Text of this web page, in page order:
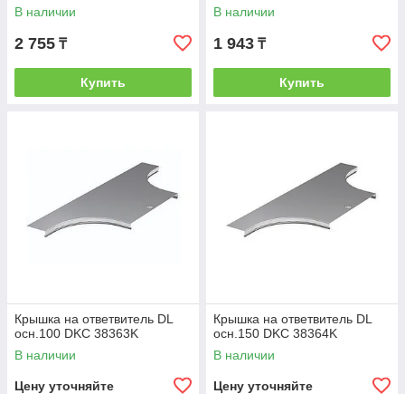
В наличии
2 755 ₸
Купить
В наличии
1 943 ₸
Купить
Крышка на ответвитель DL
осн.100 DKC 38363K
В наличии
Цену уточняйте
Крышка на ответвитель DL
осн.150 DKC 38364K
В наличии
Цену уточняйте